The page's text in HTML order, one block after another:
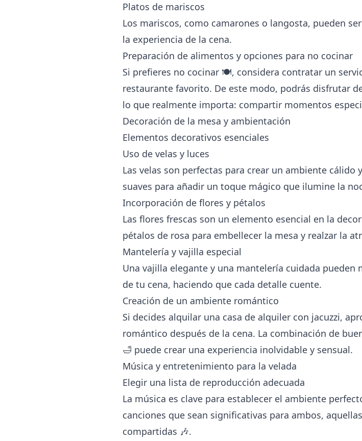
Platos de mariscos
Los mariscos, como camarones o langosta, pueden
la experiencia de la cena.
Preparación de alimentos y opciones para no cocinar
Si prefieres no cocinar 🍽️, considera contratar un
restaurante favorito. De este modo, podrás disfrutar
lo que realmente importa: compartir momentos
Decoración de la mesa y ambientación
Elementos decorativos esenciales
Uso de velas y luces
Las velas son perfectas para crear un ambiente cálido
suaves para añadir un toque mágico que ilumine la
Incorporación de flores y pétalos
Las flores frescas son un elemento esencial en la
pétalos de rosa para embellecer la mesa y realzar la
Mantelería y vajilla especial
Una vajilla elegante y una mantelería cuidada
de tu cena, haciendo que cada detalle cuente.
Creación de un ambiente romántico
Si decides alquilar una casa de alquiler con jacuzzi,
romántico después de la cena. La combinación de
🛁 puede crear una experiencia inolvidable y sensual.
Música y entretenimiento para la velada
Elegir una lista de reproducción adecuada
La música es clave para establecer el ambiente
canciones que sean significativas para ambos,
compartidas 🎶.